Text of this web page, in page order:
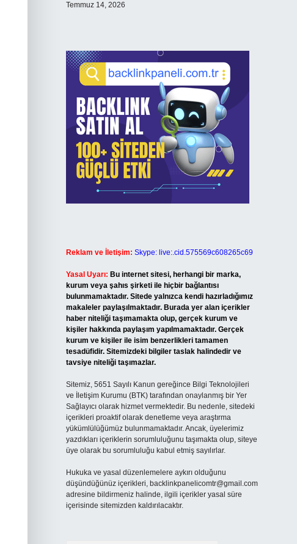
Temmuz 14, 2026
Reklam ve İletişim: Skype: live:.cid.575569c608265c69
Yasal Uyarı: Bu internet sitesi, herhangi bir marka,
kurum veya şahıs şirketi ile hiçbir bağlantısı
bulunmamaktadır. Sitede yalnızca kendi hazırladığımız
makaleler paylaşılmaktadır. Burada yer alan içerikler
haber niteliği taşımamakta olup, gerçek kurum ve
kişiler hakkında paylaşım yapılmamaktadır. Gerçek
kurum ve kişiler ile isim benzerlikleri tamamen
tesadüfidir. Sitemizdeki bilgiler taslak halindedir ve
tavsiye niteliği taşımazlar.
Sitemiz, 5651 Sayılı Kanun gereğince Bilgi Teknolojileri
ve İletişim Kurumu (BTK) tarafından onaylanmış bir Yer
Sağlayıcı olarak hizmet vermektedir. Bu nedenle, sitedeki
içerikleri proaktif olarak denetleme veya araştırma
yükümlülüğümüz bulunmamaktadır. Ancak, üyelerimiz
yazdıkları içeriklerin sorumluluğunu taşımakta olup, siteye
üye olarak bu sorumluluğu kabul etmiş sayılırlar.
Hukuka ve yasal düzenlemelere aykırı olduğunu
düşündüğünüz içerikleri, backlinkpanelicomtr@gmail.com
adresine bildirmeniz halinde, ilgili içerikler yasal süre
içerisinde sitemizden kaldırılacaktır.